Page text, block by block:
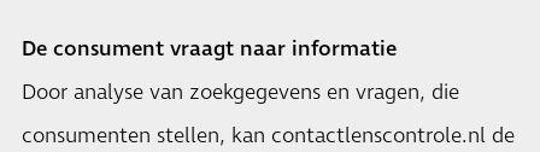
De consument vraagt naar informatie
Door analyse van zoekgegevens en vragen, die
consumenten stellen, kan contactlenscontrole.nl de